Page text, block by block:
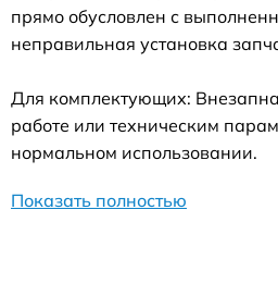
прямо обусловлен с
неправильная установка
Для комплектующих:
работе или техническим
нормальном использовании.
Показать полностью